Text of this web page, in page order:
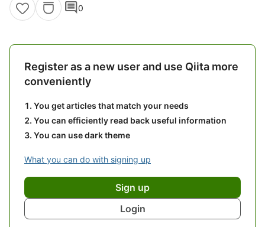
comment0
Register as a new user and use Qiita more
conveniently
You get articles that match your needs
You can efficiently read back useful information
You can use dark theme
What you can do with signing up
Sign up
Login